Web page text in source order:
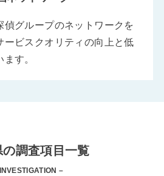
偵グループのネットワークを
ービスクオリティの向上と低
す。
の調査項目一覧
–